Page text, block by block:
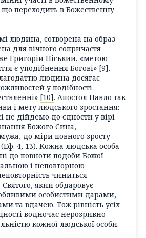
що переходить в Божественну
людина, сотворена на образ
для вічного сопричастя
Григорій Ніський, «метою
є уподібнення Богові» [9].
людина досягає
у подібності
[10]. Апостол Павло так
і мету людського зростання:
не дійдемо до єдности у вірі
Божого Сина,
до міри повного зросту
4, 13). Кожна людська особа
до повноти подоби Божої
і неповторною
чиниться
який обдаровує
особистими дарами,
та вдачею. Тож рівність усіх
водночас нерозривно
кожної людської особи.